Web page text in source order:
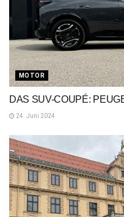
MOTOR
DAS SUV-COUPÉ:
24. Juni 2024